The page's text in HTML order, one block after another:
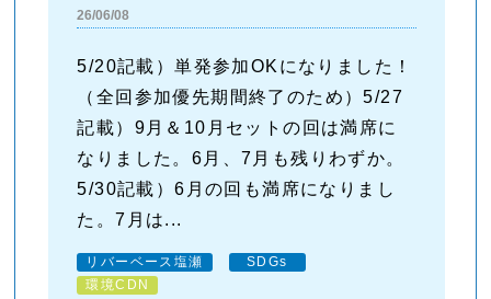
26/06/08
5/20記載）単発参加OKになりました！
（全回参加優先期間終了のため）5/27
記載）9月＆10月セットの回は満席に
なりました。6月、7月も残りわずか。
5/30記載）6月の回も満席になりまし
た。7月は...
リバーベース塩瀬
SDGs
環境CDN